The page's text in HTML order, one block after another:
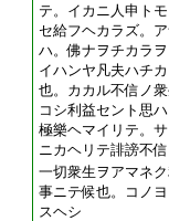
テ。イカニ人申ト
セ給フヘカラズ。
ハ。佛ナヲチカラ
イハンヤ凡夫ハチ
也。カカル不信ノ
コシ利益セント思
極樂ヘマイリテ。
ニカヘリテ誹謗不
一切衆生ヲアマネ
事ニテ候也。コノ
スヘシ